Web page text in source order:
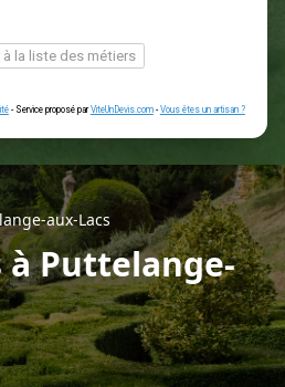
ou
à la liste des métiers
- Service proposé parViteUnDevis.com - Vous
aux-Lacs
à Puttelange-